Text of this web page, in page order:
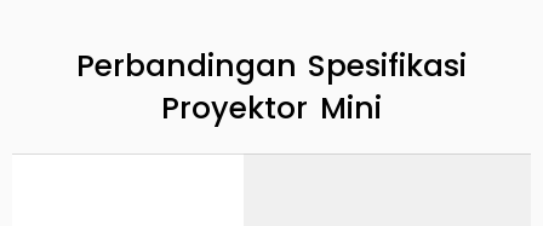
Perbandingan Spesifikasi
Proyektor Mini